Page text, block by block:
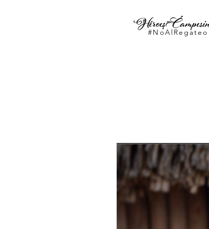
#NoAlRegateo